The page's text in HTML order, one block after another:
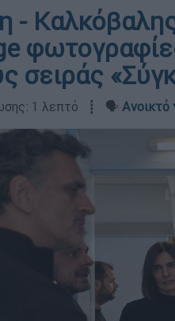
-
σειράς
1 λεπτό ┋ 🗣️ Ανοικτό